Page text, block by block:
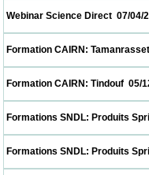
Webinar Science
Formation CAIRN:
Formation CAIRN:
Formations SNDL:
Formations SNDL: